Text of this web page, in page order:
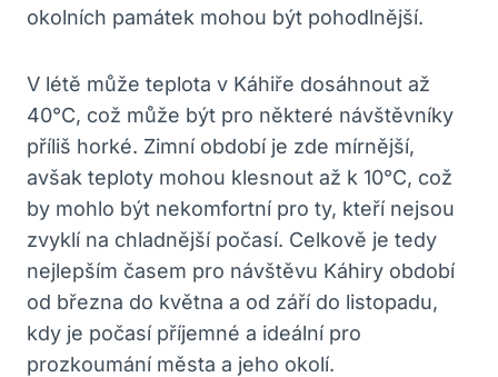
okolních památek mohou být pohodlnější.
V létě může teplota v Káhiře dosáhnout až
40°C, což může být pro některé návštěvníky
příliš horké. Zimní období je zde mírnější,
avšak teploty mohou klesnout až k 10°C, což
by mohlo být nekomfortní pro ty, kteří nejsou
zvyklí na chladnější počasí. Celkově je tedy
nejlepším časem pro návštěvu Káhiry období
od března do května a od září do listopadu,
kdy je počasí příjemné a ideální pro
prozkoumání města a jeho okolí.